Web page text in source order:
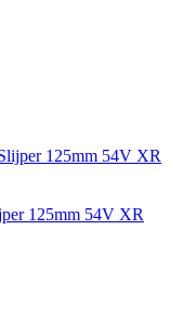
125mm 54V XR